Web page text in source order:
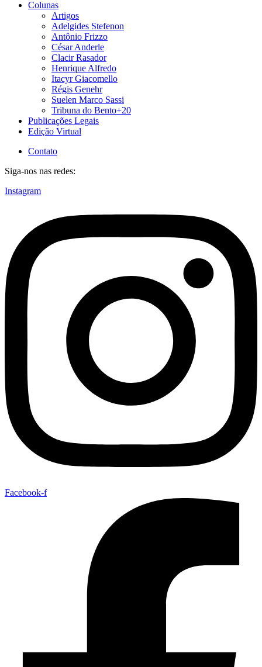
Colunas
Artigos
Adelgides Stefenon
Antônio Frizzo
César Anderle
Clacir Rasador
Henrique Alfredo
Itacyr Giacomello
Régis Genehr
Suelen Marco Sassi
Tribuna do Bento+20
Publicações Legais
Edição Virtual
Contato
Siga-nos nas redes:
Instagram
Facebook-f